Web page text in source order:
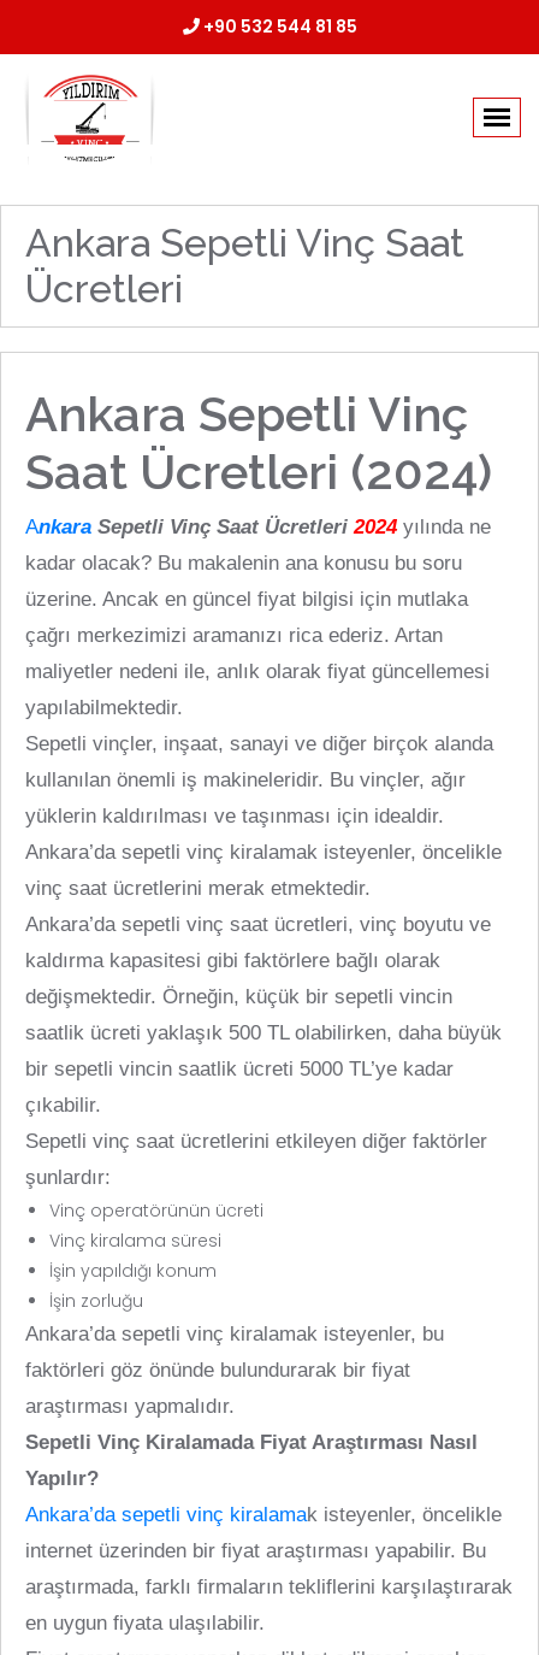
+90 532 544 81 85
Ankara Sepetli Vinç Saat
Ücretleri
Ankara Sepetli Vinç
Saat Ücretleri (2024)
Ankara Sepetli Vinç Saat Ücretleri2024 yılında ne
kadar olacak? Bu makalenin ana konusu bu soru
üzerine. Ancak en güncel fiyat bilgisi için mutlaka
çağrı merkezimizi aramanızı rica ederiz. Artan
maliyetler nedeni ile, anlık olarak fiyat güncellemesi
yapılabilmektedir.
Sepetli vinçler, inşaat, sanayi ve diğer birçok alanda
kullanılan önemli iş makineleridir. Bu vinçler, ağır
yüklerin kaldırılması ve taşınması için idealdir.
Ankara’da sepetli vinç kiralamak isteyenler, öncelikle
vinç saat ücretlerini merak etmektedir.
Ankara’da sepetli vinç saat ücretleri, vinç boyutu ve
kaldırma kapasitesi gibi faktörlere bağlı olarak
değişmektedir. Örneğin, küçük bir sepetli vincin
saatlik ücreti yaklaşık 500 TL olabilirken, daha büyük
bir sepetli vincin saatlik ücreti 5000 TL’ye kadar
çıkabilir.
Sepetli vinç saat ücretlerini etkileyen diğer faktörler
şunlardır:
Vinç operatörünün ücreti
Vinç kiralama süresi
İşin yapıldığı konum
İşin zorluğu
Ankara’da sepetli vinç kiralamak isteyenler, bu
faktörleri göz önünde bulundurarak bir fiyat
araştırması yapmalıdır.
Sepetli Vinç Kiralamada Fiyat Araştırması Nasıl
Yapılır?
Ankara’da sepetli vinç kiralamak isteyenler, öncelikle
internet üzerinden bir fiyat araştırması yapabilir. Bu
araştırmada, farklı firmaların tekliflerini karşılaştırarak
en uygun fiyata ulaşılabilir.